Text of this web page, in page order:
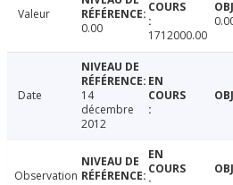
Valeur
0.00
1712000.00
Date
14
décembre
2012
Observation